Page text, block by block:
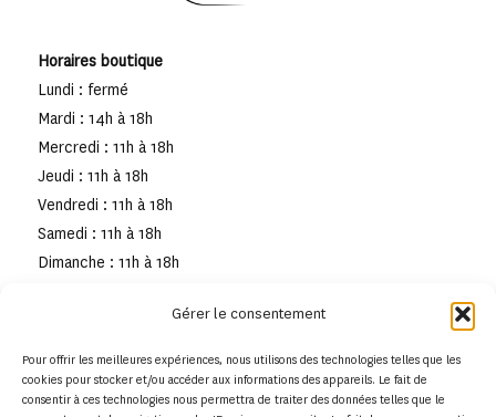
Gérer le consentement
Pour offrir les meilleures expériences, nous utilisons des technologies telles que les
cookies pour stocker et/ou accéder aux informations des appareils. Le fait de
consentir à ces technologies nous permettra de traiter des données telles que le
Horaires boutique
Lundi : fermé
Mardi : 14h à 18h
Mercredi : 11h à 18h
Jeudi : 11h à 18h
Vendredi : 11h à 18h
Samedi : 11h à 18h
Dimanche : 11h à 18h